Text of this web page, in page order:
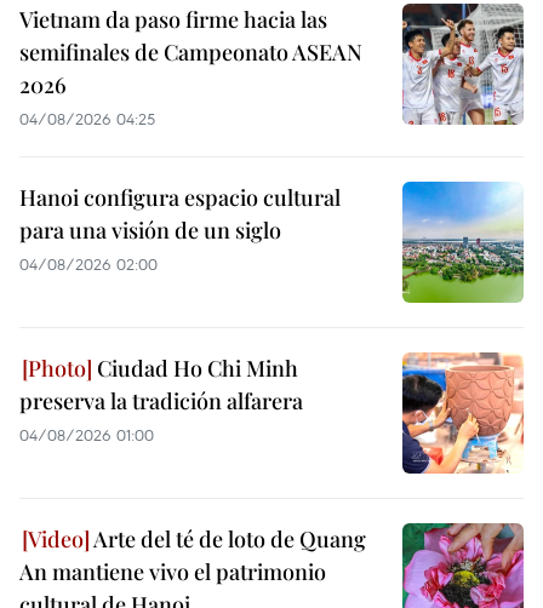
Vietnam da paso firme hacia las
semifinales de Campeonato ASEAN
2026
04/08/2026 04:25
Hanoi configura espacio cultural
para una visión de un siglo
04/08/2026 02:00
Ciudad Ho Chi Minh
preserva la tradición alfarera
04/08/2026 01:00
Arte del té de loto de Quang
An mantiene vivo el patrimonio